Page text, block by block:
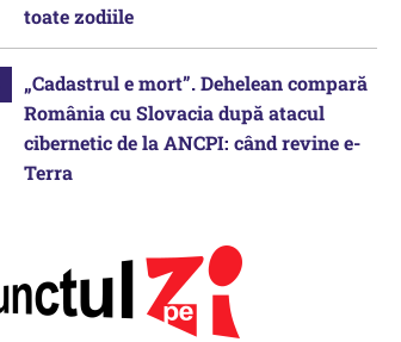
toate zodiile
„Cadastrul e mort”. Dehelean compară
România cu Slovacia după atacul
cibernetic de la ANCPI: când revine e-
Terra